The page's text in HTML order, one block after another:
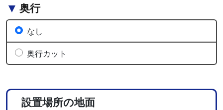
奥行
なし
奥行カット
設置場所の地面